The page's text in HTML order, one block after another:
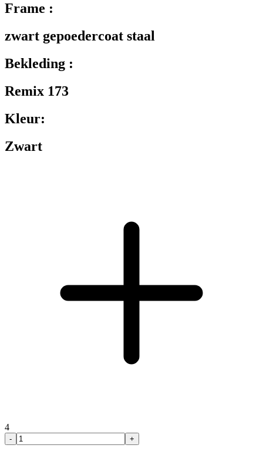
Frame :
zwart gepoedercoat staal
Bekleding :
Remix 173
Kleur:
Zwart
4
- +